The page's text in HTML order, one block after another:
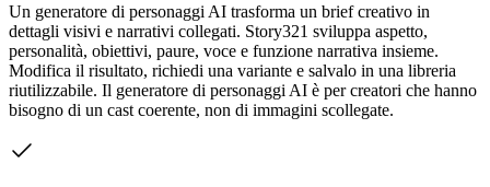
Un generatore di personaggi AI trasforma un brief creativo in
dettagli visivi e narrativi collegati. Story321 sviluppa aspetto,
personalità, obiettivi, paure, voce e funzione narrativa insieme.
Modifica il risultato, richiedi una variante e salvalo in una libreria
riutilizzabile. Il generatore di personaggi AI è per creatori che hanno
bisogno di un cast coerente, non di immagini scollegate.